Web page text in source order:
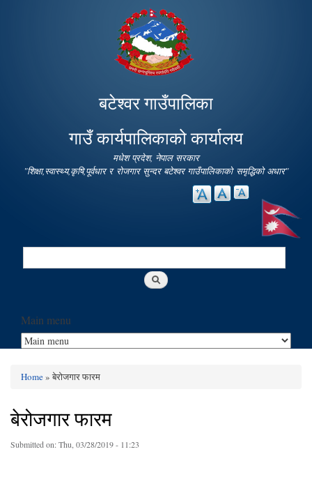
main
content
बटेश्वर गाउँपालिका
गाउँ कार्यपालिकाको कार्यालय
मधेश प्रदेश, नेपाल सरकार
"शिक्षा,स्वास्थ्य,कृषि,पूर्वधार र रोजगार सुन्दर बटेश्वर गाउँपालिकाको समृद्धिको अधार"
Search
Main menu
Home» बेरोजगार फारम
बेरोजगार फारम
Submitted on:Thu, 03/28/2019 - 11:23